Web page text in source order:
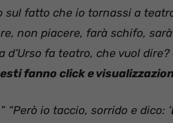
sul fatto che io tornassi a
non piacere, farà schifo,
d’Urso fa teatro, che vuol
fanno click e
“Però io taccio, sorrido e dico: ‘